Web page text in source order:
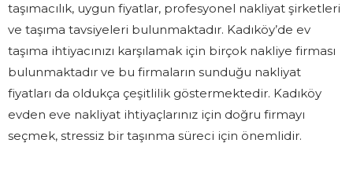
taşımacılık, uygun fiyatlar, profesyonel nakliyat şirketleri
ve taşıma tavsiyeleri bulunmaktadır. Kadıköy’de ev
taşıma ihtiyacınızı karşılamak için birçok nakliye firması
bulunmaktadır ve bu firmaların sunduğu nakliyat
fiyatları da oldukça çeşitlilik göstermektedir. Kadıköy
evden eve nakliyat ihtiyaçlarınız için doğru firmayı
seçmek, stressiz bir taşınma süreci için önemlidir.